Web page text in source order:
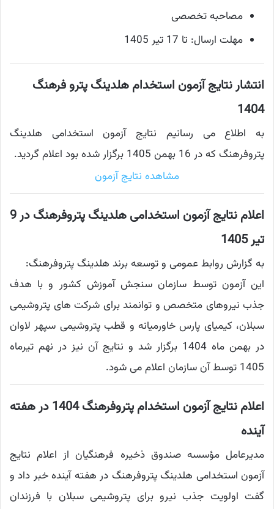
مصاحبه تخصصی
مهلت ارسال: تا 17 تیر 1405
انتشار نتایج آزمون استخدام هلدینگ پترو فرهنگ
1404
به اطلاع می رسانیم نتایج آزمون استخدامی هلدینگ
پتروفرهنگ که در 16 بهمن 1405 برگزار شده بود اعلام گردید.
مشاهده نتایج آزمون
اعلام نتایج آزمون استخدامی هلدینگ پتروفرهنگ در 9
تیر 1405
به گزارش روابط عمومی و توسعه برند هلدینگ پتروفرهنگ:
این آزمون توسط سازمان سنجش آموزش کشور و با هدف
جذب نیروهای متخصص و توانمند برای شرکت های پتروشیمی
سبلان، کیمیای پارس خاورمیانه و قطب پتروشیمی سپهر لاوان
در بهمن ماه 1404 برگزار شد و نتایج آن نیز در نهم تیرماه
1405 توسط آن سازمان اعلام می شود.
اعلام نتایج آزمون استخدام پتروفرهنگ 1404 در هفته
آینده
مدیرعامل مؤسسه صندوق ذخیره فرهنگیان از اعلام نتایج
آزمون استخدامی هلدینگ پتروفرهنگ در هفته آینده خبر داد و
گفت اولویت جذب نیرو برای پتروشیمی سبلان با فرزندان